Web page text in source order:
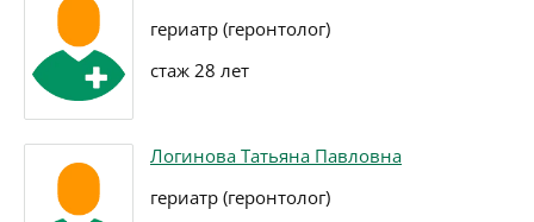
гериатр (геронтолог)
стаж 28 лет
Логинова Татьяна Павловна
гериатр (геронтолог)